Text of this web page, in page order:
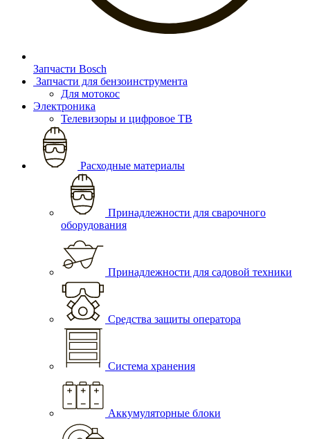
Запчасти Bosch
Запчасти для бензоинструмента
Для мотокос
Электроника
Телевизоры и цифровое ТВ
Расходные материалы
Принадлежности для сварочного
оборудования
Принадлежности для садовой техники
Средства защиты оператора
Система хранения
Аккумуляторные блоки